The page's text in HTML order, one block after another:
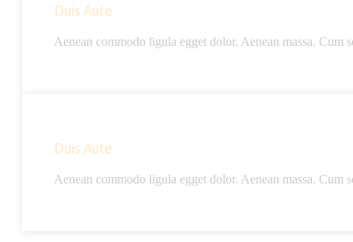
Duis Aute
Aenean commodo ligula egget dolor. Aenean massa. Cum
Duis Aute
Aenean commodo ligula egget dolor. Aenean massa. Cum